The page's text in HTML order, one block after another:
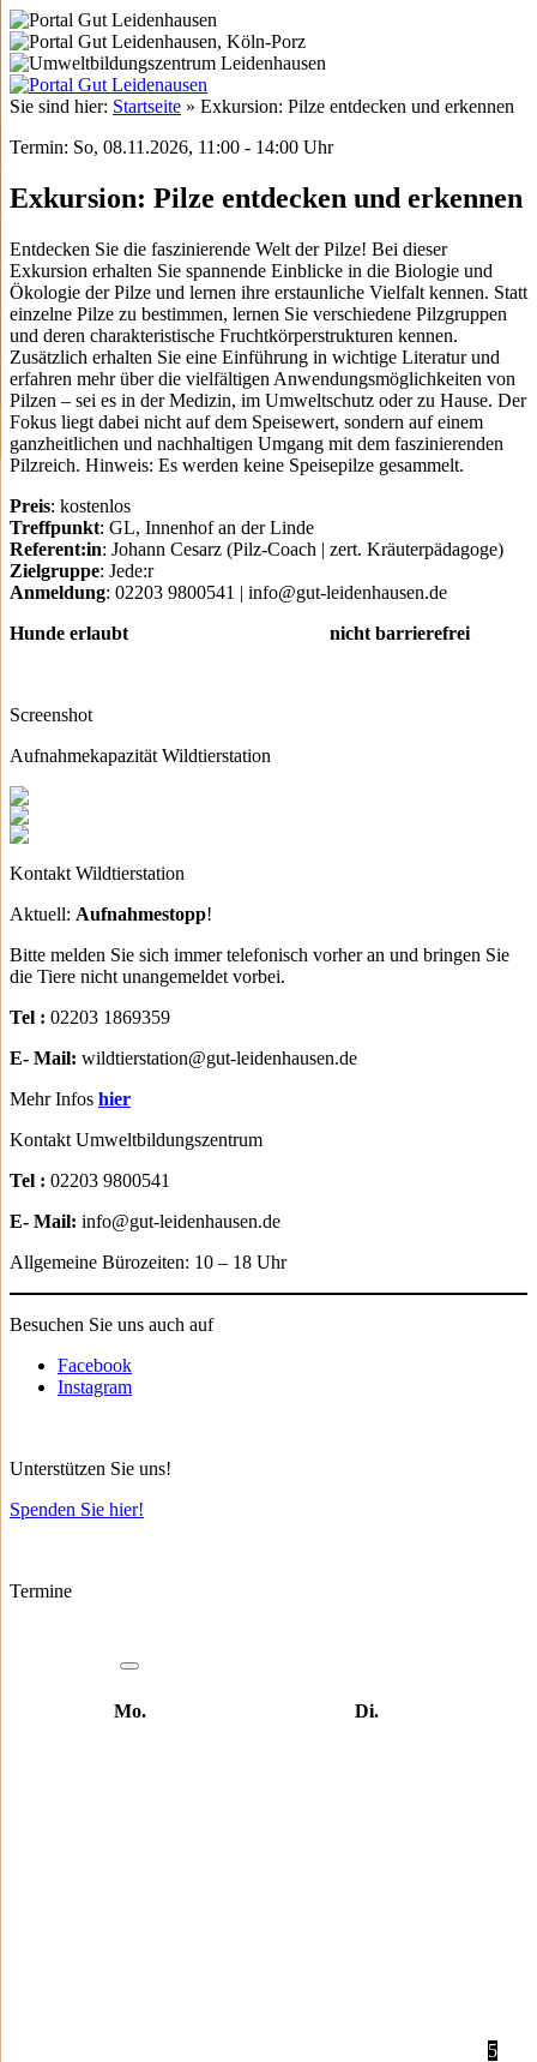
Sie sind hier: Startseite » Exkursion: Pilze entdecken und erkennen
Termin: So, 08.11.2026, 11:00 - 14:00 Uhr
Exkursion: Pilze entdecken und erkennen
Entdecken Sie die faszinierende Welt der Pilze! Bei dieser
Exkursion erhalten Sie spannende Einblicke in die Biologie und
Ökologie der Pilze und lernen ihre erstaunliche Vielfalt kennen. Statt
einzelne Pilze zu bestimmen, lernen Sie verschiedene Pilzgruppen
und deren charakteristische Fruchtkörperstrukturen kennen.
Zusätzlich erhalten Sie eine Einführung in wichtige Literatur und
erfahren mehr über die vielfältigen Anwendungsmöglichkeiten von
Pilzen – sei es in der Medizin, im Umweltschutz oder zu Hause. Der
Fokus liegt dabei nicht auf dem Speisewert, sondern auf einem
ganzheitlichen und nachhaltigen Umgang mit dem faszinierenden
Pilzreich. Hinweis: Es werden keine Speisepilze gesammelt.
Preis: kostenlos
Treffpunkt: GL, Innenhof an der Linde
Referent:in: Johann Cesarz (Pilz-Coach | zert. Kräuterpädagoge)
Zielgruppe: Jede:r
Anmeldung: 02203 9800541 | info@gut-leidenhausen.de
Hunde erlaubt nicht barrierefrei
Screenshot
Aufnahmekapazität Wildtierstation
Kontakt Wildtierstation
Aktuell: Aufnahmestopp!
Bitte melden Sie sich immer telefonisch vorher an und bringen Sie
die Tiere nicht unangemeldet vorbei.
Tel : 02203 1869359
E- Mail: wildtierstation@gut-leidenhausen.de
Mehr Infos hier
Kontakt Umweltbildungszentrum
Tel : 02203 9800541
E- Mail: info@gut-leidenhausen.de
Allgemeine Bürozeiten: 10 – 18 Uhr
Besuchen Sie uns auch auf
Facebook
Instagram
Unterstützen Sie uns!
Spenden Sie hier!
Termine
Mo. Di.
5